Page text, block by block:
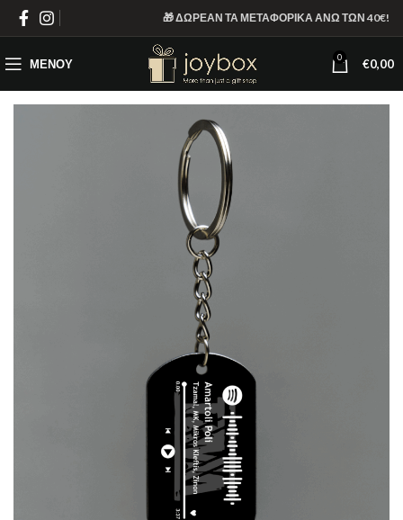
🎁 ΔΩΡΕΑΝ ΤΑ ΜΕΤΑΦΟΡΙΚΑ ΑΝΩ ΤΩΝ 40€!
ΜΕΝΟΎ 0 €0,00